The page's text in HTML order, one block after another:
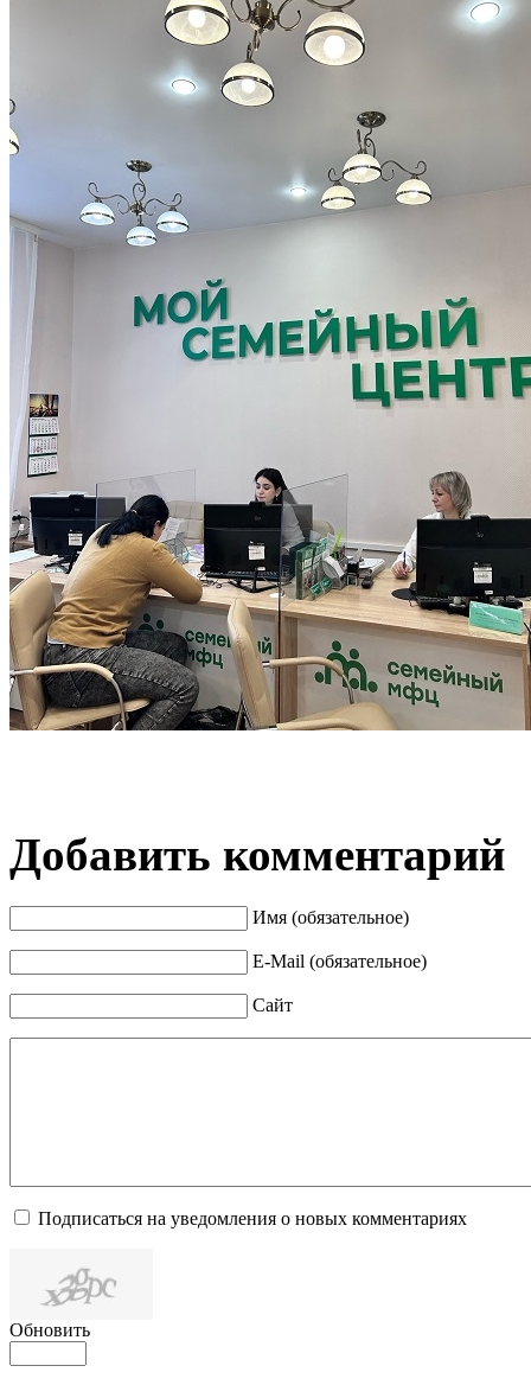
Добавить комментарий
Имя (обязательное)
E-Mail (обязательное)
Сайт
Подписаться на уведомления о новых комментариях
Обновить